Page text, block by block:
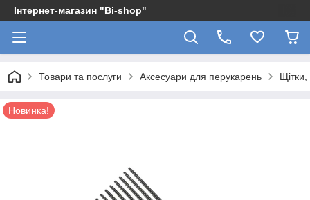
Інтернет-магазин "Bi-shop"
Товари та послуги Аксесуари для перукарень Щітки,
Новинка!